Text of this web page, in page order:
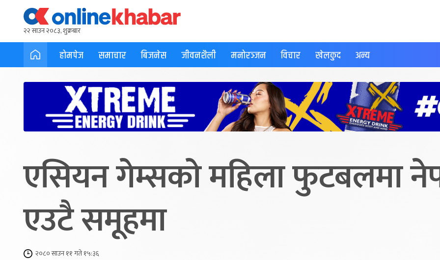
२२ साउन २०८३, शुक्रबार
होमपेज समाचार बिजनेस जीवनशैली मनोरञ्जन विचार खेलकुद अन्य
एसियन गेम्सको महिला फुटबलमा
एउटै समूहमा
२०८० साउन ११ गते १५:३६